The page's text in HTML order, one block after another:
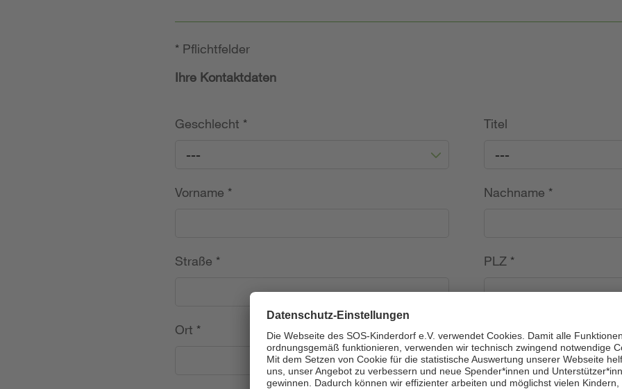
* Pflichtfelder
Ihre Kontaktdaten
Geschlecht *
---
Titel
---
Vorname * Nachname *
Straße * PLZ *
Ort * Land
---